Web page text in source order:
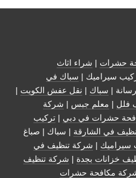
حشرات | شراء اثاث
سيراميك | سباك في
| سباك | نقل عفش الكويت |
فلل | معلم جبس | شركة
حشرات في دبي | تركيب
في الشارقة | سباك | صباغ
سيراميك | شركة تنظيف في
خزانات بجدة | شركة تنظيف
مكافحة حشرات